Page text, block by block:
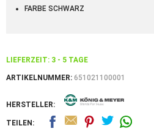
FARBE SCHWARZ
LIEFERZEIT: 3 - 5 TAGE
ARTIKELNUMMER: 651021100001
HERSTELLER:
TEILEN: